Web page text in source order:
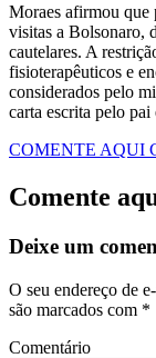
Moraes afirmou que
visitas a Bolsonaro,
cautelares. A
fisioterapêuticos e
considerados pelo
carta escrita pelo pai
COMENTE AQUI
Comente
Deixe um
O seu endereço de
são marcados com *
Comentário